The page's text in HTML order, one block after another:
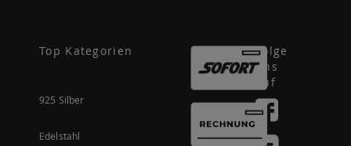
Top Kategorien
925 Silber
Edelstahl
Folge
uns
auf